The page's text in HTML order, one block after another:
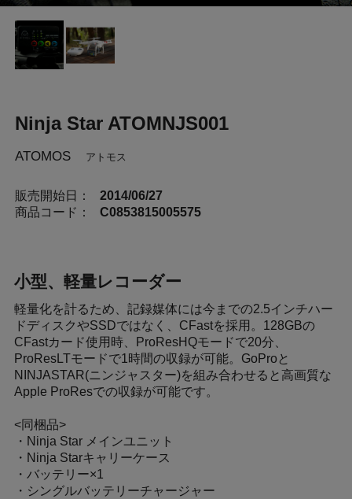
Ninja Star ATOMNJS001
ATOMOS アトモス
販売開始日：
2014/06/27
商品コード：
C0853815005575
小型、軽量レコーダー
軽量化を計るため、記録媒体には今までの2.5インチハー
ドディスクやSSDではなく、CFastを採用。128GBの
CFastカード使用時、ProResHQモードで20分、
ProResLTモードで1時間の収録が可能。GoProと
NINJASTAR(ニンジャスター)を組み合わせると高画質な
Apple ProResでの収録が可能です。
<同梱品>
・Ninja Star メインユニット
・Ninja Starキャリーケース
・バッテリー×1
・シングルバッテリーチャージャー